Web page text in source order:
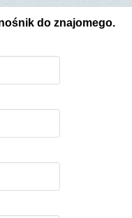
do znajomego.